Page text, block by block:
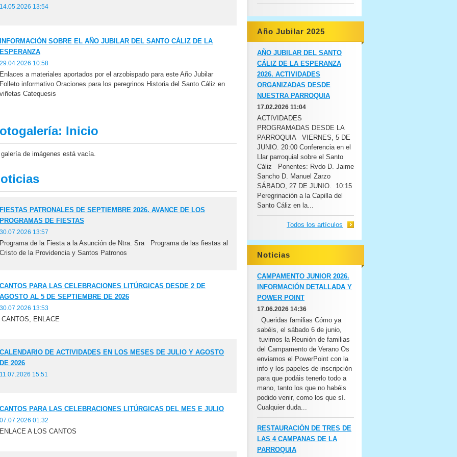
14.05.2026 13:54
INFORMACIÓN SOBRE EL AÑO JUBILAR DEL SANTO CÁLIZ DE LA
ESPERANZA
29.04.2026 10:58
Enlaces a materiales aportados por el arzobispado para este Año Jubilar
Folleto informativo Oraciones para los peregrinos Historia del Santo Cáliz en
viñetas Catequesis
Inicio
galería de imágenes está vacía.
FIESTAS PATRONALES DE SEPTIEMBRE 2026. AVANCE DE LOS
PROGRAMAS DE FIESTAS
30.07.2026 13:57
Programa de la Fiesta a la Asunción de Ntra. Sra Programa de las fiestas al
Cristo de la Providencia y Santos Patronos
CANTOS PARA LAS CELEBRACIONES LITÚRGICAS DESDE 2 DE
AGOSTO AL 5 DE SEPTIEMBRE DE 2026
30.07.2026 13:53
CANTOS, ENLACE
CALENDARIO DE ACTIVIDADES EN LOS MESES DE JULIO Y AGOSTO
DE 2026
11.07.2026 15:51
CANTOS PARA LAS CELEBRACIONES LITÚRGICAS DEL MES E JULIO
07.07.2026 01:32
ENLACE A LOS CANTOS
Año Jubilar 2025
AÑO JUBILAR DEL SANTO
CÁLIZ DE LA ESPERANZA
2026. ACTIVIDADES
ORGANIZADAS DESDE
NUESTRA PARROQUIA
17.02.2026 11:04
ACTIVIDADES
PROGRAMADAS DESDE LA
PARROQUIA VIERNES, 5 DE
JUNIO. 20:00 Conferencia en el
Llar parroquial sobre el Santo
Cáliz Ponentes: Rvdo D. Jaime
Sancho D. Manuel Zarzo
SÁBADO, 27 DE JUNIO. 10:15
Peregrinación a la Capilla del
Santo Cáliz en la...
Todos los artículos
Noticias
CAMPAMENTO JUNIOR 2026.
INFORMACIÓN DETALLADA Y
POWER POINT
17.06.2026 14:36
Queridas familias Cómo ya
sabéis, el sábado 6 de junio,
tuvimos la Reunión de familias
del Campamento de Verano Os
enviamos el PowerPoint con la
info y los papeles de inscripción
para que podáis tenerlo todo a
mano, tanto los que no habéis
podido venir, como los que sí.
Cualquier duda...
RESTAURACIÓN DE TRES DE
LAS 4 CAMPANAS DE LA
PARROQUIA